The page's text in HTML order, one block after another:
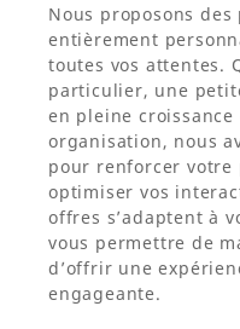
Nous proposons
entièrement
toutes vos attentes.
particulier, une
en pleine
organisation, nous
pour renforcer votre
optimiser vos
offres s’adaptent à
vous permettre de
d’offrir une
engageante.